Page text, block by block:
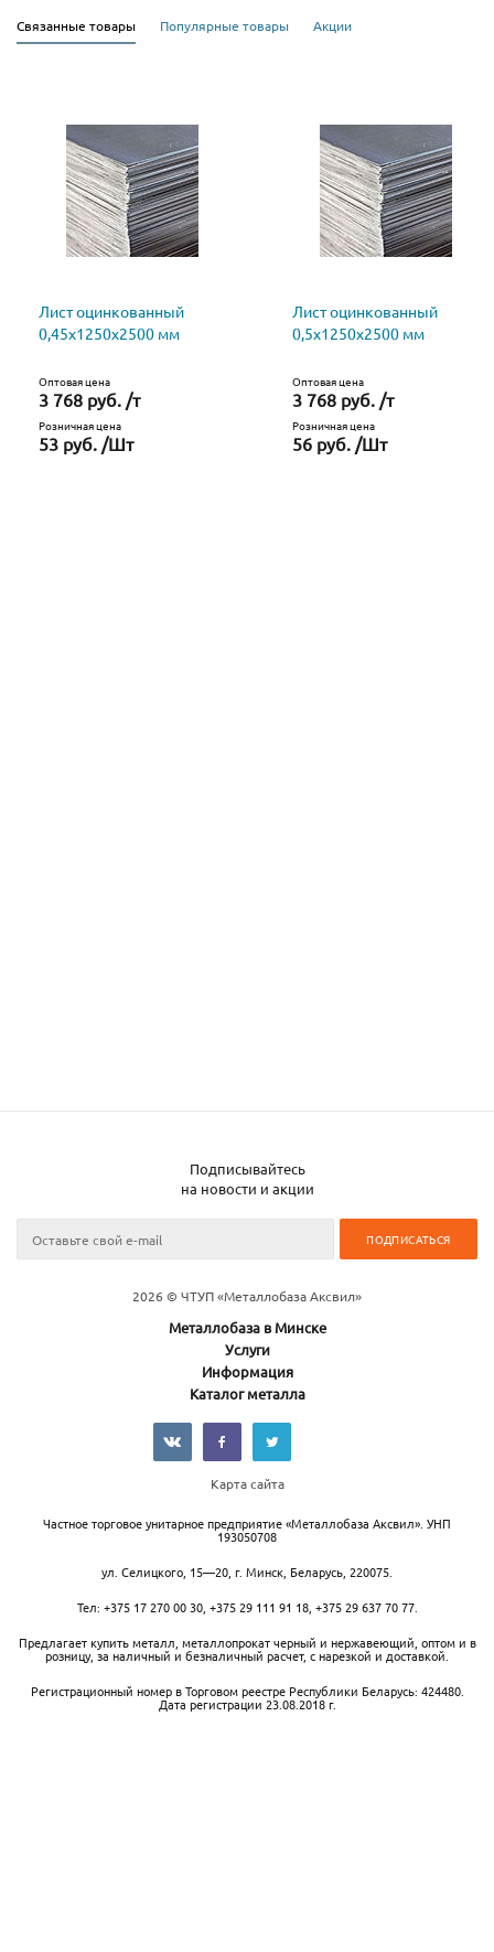
Связанные товары Популярные товары Акции
Лист оцинкованный
0,45х1250х2500 мм
Оптовая цена
3 768 руб. /т
Розничная цена
53 руб. /Шт
Лист оцинкованный
0,5х1250х2500 мм
Оптовая цена
3 768 руб. /т
Розничная цена
56 руб. /Шт
Подписывайтесь
на новости и акции
2026 © ЧТУП «Металлобаза Аксвил»
Металлобаза в Минске
Услуги
Информация
Каталог металла
Карта сайта
Частное торговое унитарное предприятие «Металлобаза Аксвил». УНП
193050708
ул. Селицкого, 15—20 г. Минск Беларусь, 220075.
Тел: +375 17 270 00 30, +375 29 111 91 18, +375 29 637 70 77.
Предлагает купить металл, металлопрокат черный и нержавеющий, оптом и в
розницу, за наличный и безналичный расчет, с нарезкой и доставкой.
Регистрационный номер в Торговом реестре Республики Беларусь: 424480.
Дата регистрации 23.08.2018 г.